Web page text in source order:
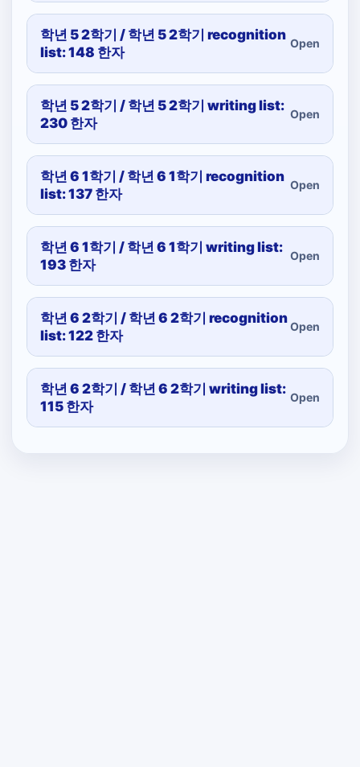
학년 5 2학기 / 학년 5 2학기 recognition
list: 148 한자
Open
학년 5 2학기 / 학년 5 2학기 writing list:
230 한자
Open
학년 6 1학기 / 학년 6 1학기 recognition
list: 137 한자
Open
학년 6 1학기 / 학년 6 1학기 writing list:
193 한자
Open
학년 6 2학기 / 학년 6 2학기 recognition
list: 122 한자
Open
학년 6 2학기 / 학년 6 2학기 writing list:
115 한자
Open